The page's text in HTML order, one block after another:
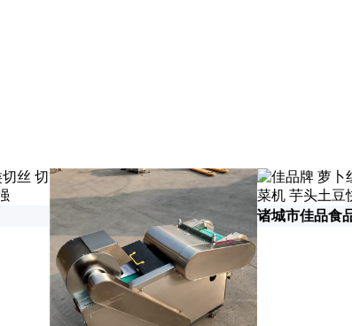
诸城市佳品食